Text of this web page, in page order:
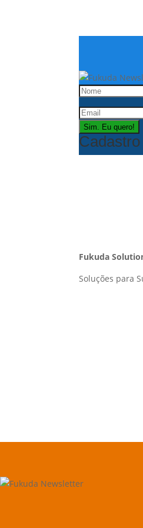
Sim. Eu quero!
Fukuda
Soluções para